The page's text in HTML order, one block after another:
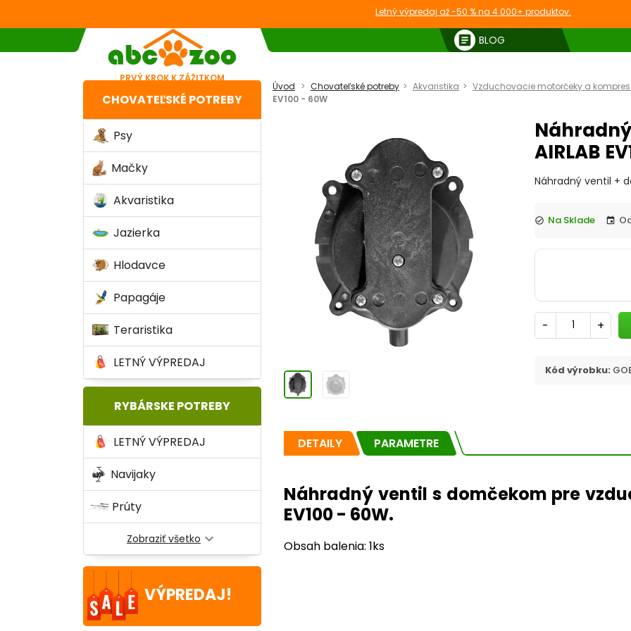
Letný výpredaj až -50 % na 4 000+ produktov.
PRVÝ KROK K ZÁŽITKOM
article BLOG
CHOVATEĽSKÉ POTREBY
Psy
Mačky
Akvaristika
Jazierka
Hlodavce
Papagáje
Teraristika
LETNÝ VÝPREDAJ
RYBÁRSKE POTREBY
LETNÝ VÝPREDAJ
Navijaky
Prúty
Zobraziť všetko expand_more
VÝPREDAJ!
Úvod Chovateľské potreby Akvaristika Vzduchovacie motorčeky a
EV100 - 60W
AIRLAB
Náhradný ventil +
check_circle Na Sklade event
- +
Kód výrobku:
DETAILY PARAMETRE
Náhradný ventil s domčekom pre
EV100 - 60W.
Obsah balenia: 1ks